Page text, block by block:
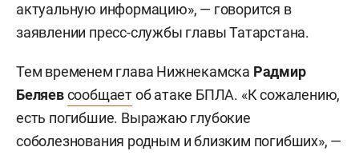
актуальную информацию», — говорится в
заявлении пресс-службы главы Татарстана.
Тем временем глава Нижнекамска Радмир
Беляевсообщаетоб атаке БПЛА. «К сожалению,
есть погибшие. Выражаю глубокие
соболезнования родным и близким погибших», —